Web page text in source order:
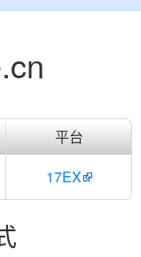
平台
17EX